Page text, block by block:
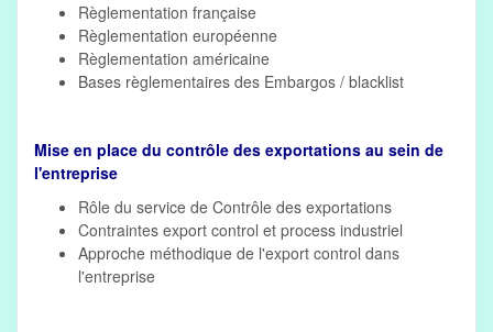
Règlementation française
Règlementation européenne
Règlementation américaine
Bases règlementaires des Embargos / blacklist
Mise en place du contrôle des exportations au sein de
l'entreprise
Rôle du service de Contrôle des exportations
Contraintes export control et process industriel
Approche méthodique de l'export control dans
l'entreprise